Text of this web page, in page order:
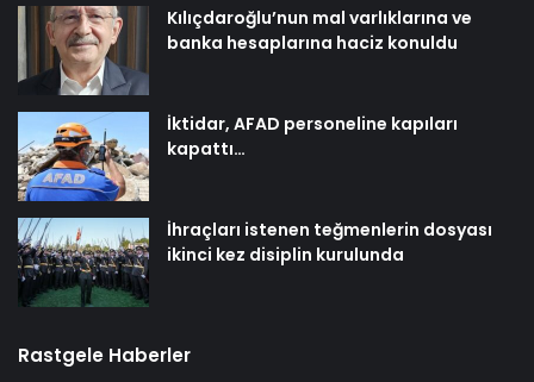
Kılıçdaroğlu’nun mal varlıklarına ve
banka hesaplarına haciz konuldu
İktidar, AFAD personeline kapıları
kapattı…
İhraçları istenen teğmenlerin dosyası
ikinci kez disiplin kurulunda
Rastgele Haberler